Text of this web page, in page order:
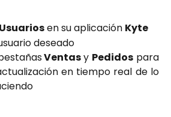
Usuariosen su aplicación Kyte
deseado
Ventasy Pedidos para
en tiempo real de lo